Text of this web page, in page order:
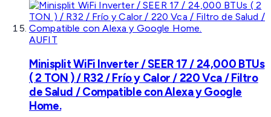
AUFIT
Minisplit WiFi Inverter / SEER 17 / 24,000 BTUs
( 2 TON ) / R32 / Frío y Calor / 220 Vca / Filtro
de Salud / Compatible con Alexa y Google
Home.